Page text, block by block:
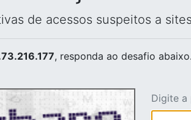
de acessos suspeitos a
, responda ao desafio abaixo.
Digite a